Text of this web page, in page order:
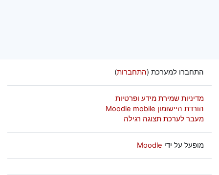
התחברו למערכת (התחברות)
מדיניות שמירת מידע ופרטיות
הורדת היישומון Moodle mobile
מעבר לערכת תצוגה רגילה
מופעל על ידי Moodle